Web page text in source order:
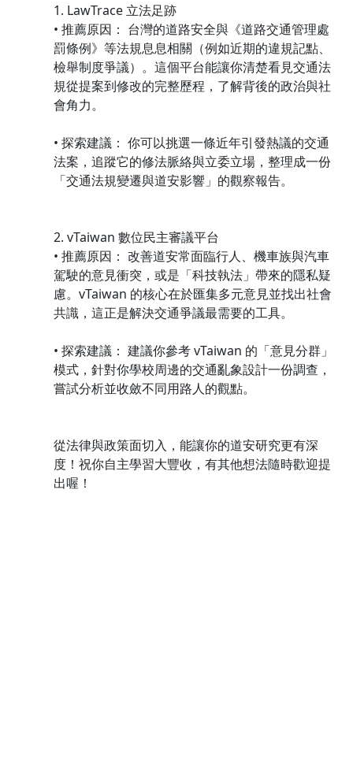
1. LawTrace 立法足跡
• 推薦原因： 台灣的道路安全與《道路交通管理處
罰條例》等法規息息相關（例如近期的違規記點、
檢舉制度爭議）。這個平台能讓你清楚看見交通法
規從提案到修改的完整歷程，了解背後的政治與社
會角力。
• 探索建議： 你可以挑選一條近年引發熱議的交通
法案，追蹤它的修法脈絡與立委立場，整理成一份
「交通法規變遷與道安影響」的觀察報告。
2. vTaiwan 數位民主審議平台
• 推薦原因： 改善道安常面臨行人、機車族與汽車
駕駛的意見衝突，或是「科技執法」帶來的隱私疑
慮。vTaiwan 的核心在於匯集多元意見並找出社會
共識，這正是解決交通爭議最需要的工具。
• 探索建議： 建議你參考 vTaiwan 的「意見分群」
模式，針對你學校周邊的交通亂象設計一份調查，
嘗試分析並收斂不同用路人的觀點。
從法律與政策面切入，能讓你的道安研究更有深
度！祝你自主學習大豐收，有其他想法隨時歡迎提
出喔！